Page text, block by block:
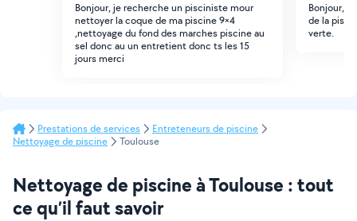
Bonjour, je recherche un pisciniste mour
nettoyer la coque de ma piscine 9×4
,nettoyage du fond des marches piscine au
sel donc au un entretient donc ts les 15
jours merci
Bonjour,
de la
verte.
Prestations de services
Entreteneurs de piscine
Nettoyage de piscine
Toulouse
Nettoyage de piscine à Toulouse : tout
ce qu’il faut savoir